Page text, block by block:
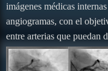
imágenes médicas
angiogramas, con el
entre arterias que puedan